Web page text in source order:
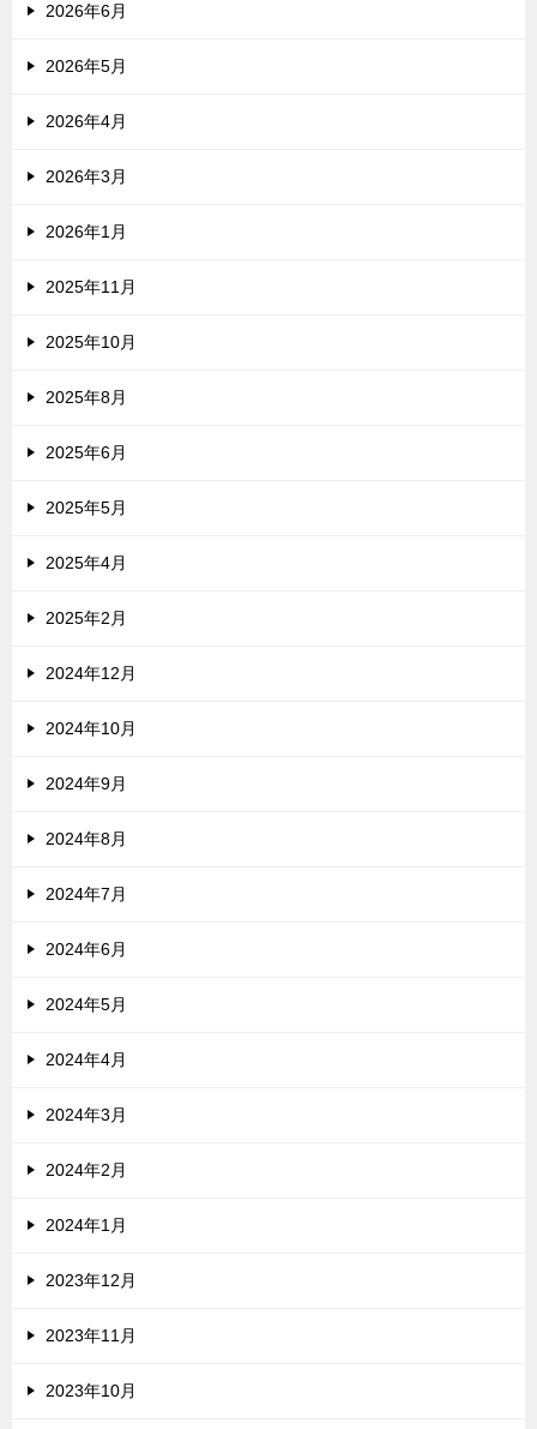
2026年6月
2026年5月
2026年4月
2026年3月
2026年1月
2025年11月
2025年10月
2025年8月
2025年6月
2025年5月
2025年4月
2025年2月
2024年12月
2024年10月
2024年9月
2024年8月
2024年7月
2024年6月
2024年5月
2024年4月
2024年3月
2024年2月
2024年1月
2023年12月
2023年11月
2023年10月